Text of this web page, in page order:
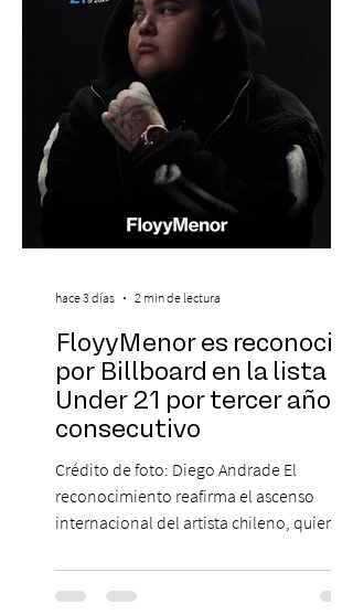
marcado su breve pero exitosa trayectoria.
FloyyMenor es reconocido
por Billboard en la lista 21
Under 21 por tercer año
consecutivo
Crédito de foto: Diego Andrade El
reconocimiento reafirma el ascenso
internacional del artista chileno, quien
en la escena global. MIAMI, FL (3 de agosto
de 2026) — FloyyMenor ha sido
hace 3 días 2 min de lectura